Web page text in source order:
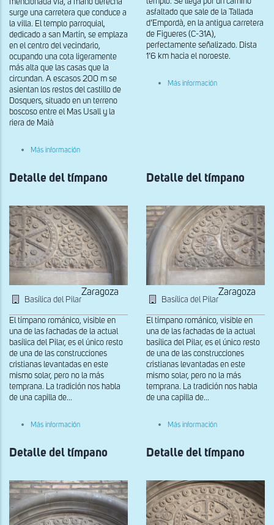
mencionada vía, a mano derecha
surge una carretera que conduce a
la villa. El templo parroquial,
dedicado a san Martín, se emplaza
en el centro del vecindario,
ocupando una cota ligeramente
más alta que las casas que la
circundan. A escasos 200 m se
asientan los restos del castillo de
Dosquers, situado en un terreno
boscoso entre el Mas Usall y la
riera de Maià
Más información
de
Sant
Dosquers
asfaltado que sale de la Tallada
d’Empordà, en la antigua carretera
de Figueres (C-31A),
perfectamente señalizado. Dista
1’6 km hacia el noroeste.
Más información
Detalle del tímpano
Basílica del Pilar
Zaragoza
El tímpano románico, visible en
una de las fachadas de la actual
basílica del Pilar, es el único resto
de una de las construcciones
cristianas levantadas en este
mismo solar, pero no la más
temprana. La tradición nos habla
de una capilla de...
Más información
tímpano
Detalle del tímpano
Basílica del Pilar
Zaragoza
El tímpano románico, visible en
una de las fachadas de la actual
basílica del Pilar, es el único resto
de una de las construcciones
cristianas levantadas en este
mismo solar, pero no la más
temprana. La tradición nos habla
de una capilla de...
Más información
tímpano
Detalle del tímpano Detalle del tímpano